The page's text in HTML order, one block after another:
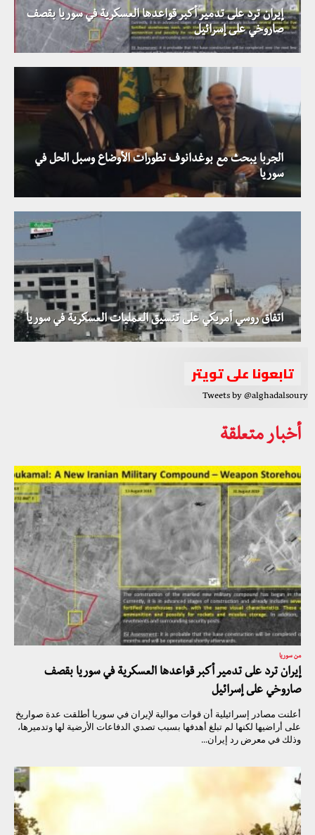
إيران ترد على تدمير أكبر قواعدها العسكرية في سوريا بقصف
صاروخي على إسرائيل
الجربا يبحث مع بوغدانوف تطورات الأوضاع وسبل الحل في
سوريا
اتفاق روسي أمريكي على تنسيق العمليات العسكرية في سوريا
تابعونا على تويتر
Tweets by @alghadalsoury
أخبار متعلقة
من سوريا
إيران ترد على تدمير أكبر قواعدها العسكرية في سوريا بقصف
صاروخي على إسرائيل
أعلنت مصادر إسرائيلية أن قوات موالية لإيران في سوريا أطلقت عدة صواريخ
على أراضيها لكنها لم تبلغ أهدفها بسبب تصدي الدفاعات الأرضية لها وتدميرها،
وذلك في معرض رد إيران...